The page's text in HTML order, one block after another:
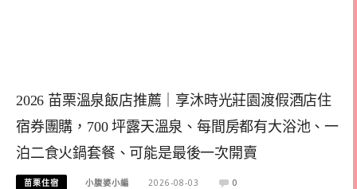
2026 苗栗溫泉飯店推薦｜享沐時光莊園渡假酒店住
宿券團購，700 坪露天溫泉、每間房都有大浴池、一
泊二食火鍋套餐、可能是最後一次開賣
苗栗住宿 小腹婆小編 2026-08-03 0